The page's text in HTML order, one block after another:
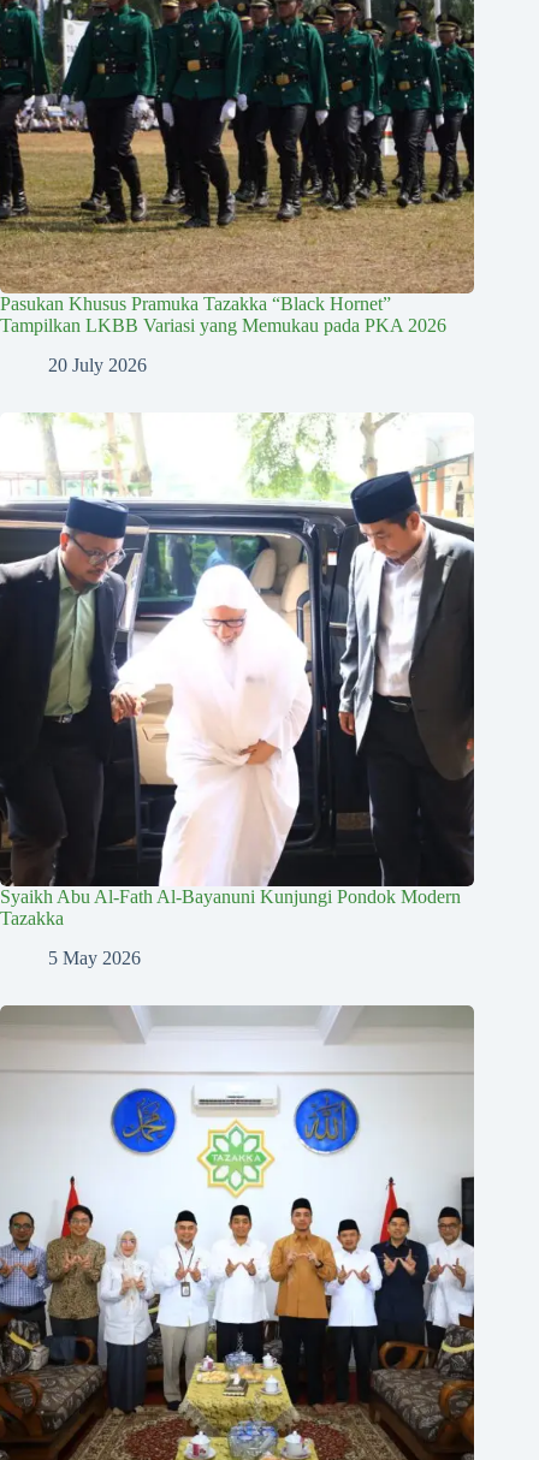
Pasukan Khusus Pramuka Tazakka “Black Hornet”
Tampilkan LKBB Variasi yang Memukau pada PKA 2026
20 July 2026
Syaikh Abu Al-Fath Al-Bayanuni Kunjungi Pondok Modern
Tazakka
5 May 2026